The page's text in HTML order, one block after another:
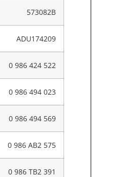
573082B
ADU174209
0 986 424 522
0 986 494 023
0 986 494 569
0 986 AB2 575
0 986 TB2 391